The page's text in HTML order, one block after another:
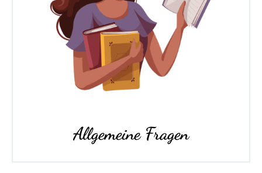
Allgemeine Fragen